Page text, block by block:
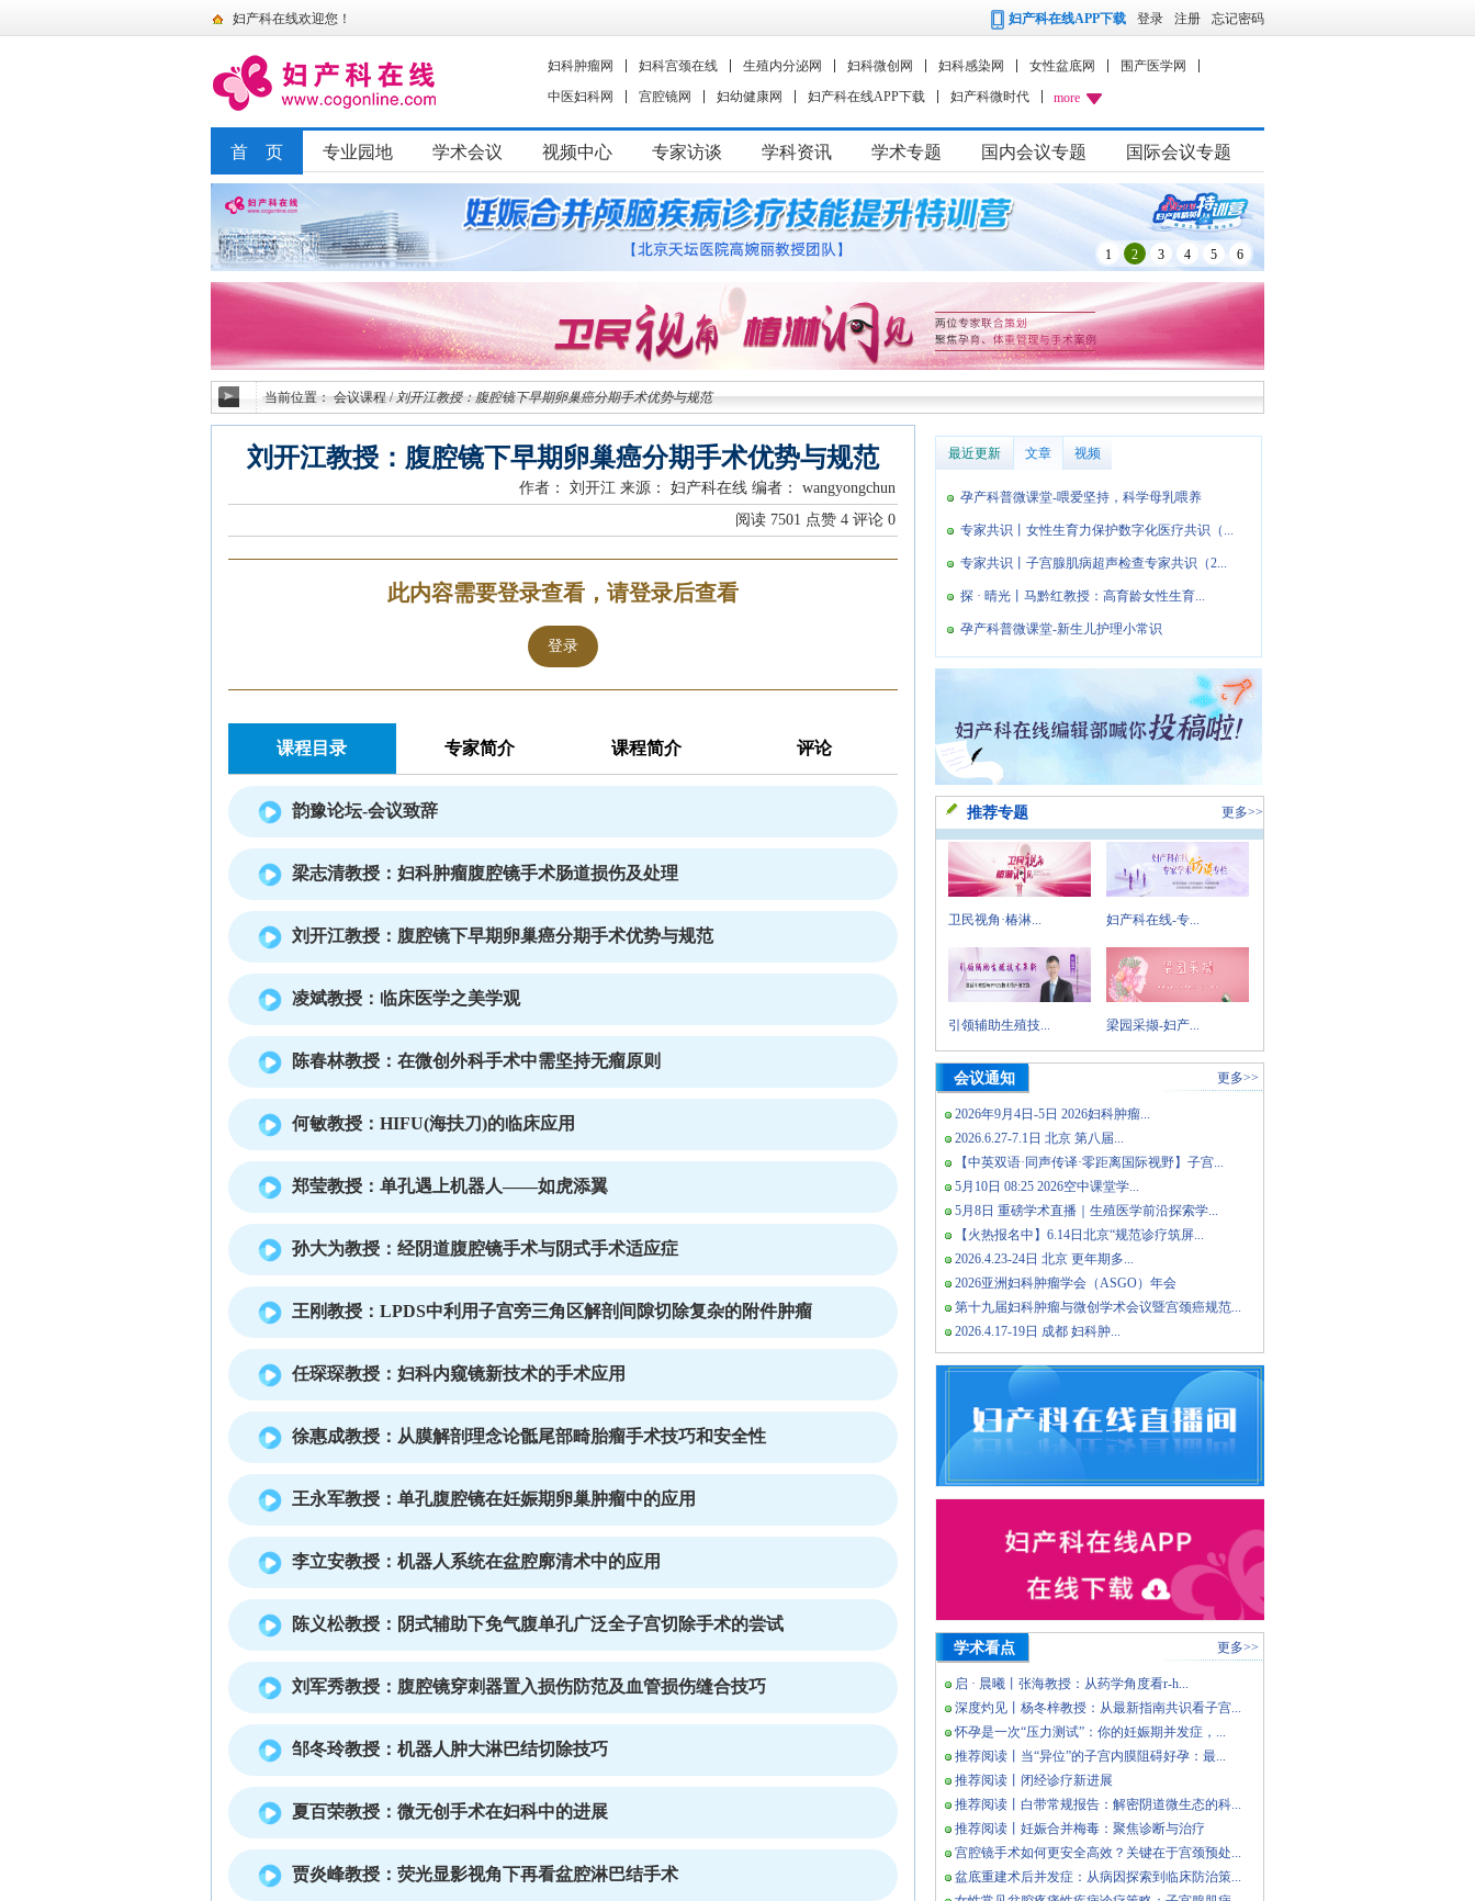
妇产科在线欢迎您！ 妇产科在线APP下载 登录 注册 忘记密码
妇科肿瘤网 妇科宫颈在线 生殖内分泌网 妇科微创网 妇科感染网 女性盆底网
围产医学网
中医妇科网
宫腔镜网 妇幼健康网 妇产科在线APP下载 妇产科微时代 more
首 页 专业园地 学术会议 视频中心 专家访谈 学科资讯 学术专题 国内会议专题 国际会议专题
1 2 3 4 5 6
当前位置：会议课程 / 刘开江教授：腹腔镜下早期卵巢癌分期手术优势与规范
刘开江教授：腹腔镜下早期卵巢癌分期手术优势与规范
作者： 刘开江 来源： 妇产科在线 编者： wangyongchun
阅读 7501 点赞 4 评论 0
此内容需要登录查看，请登录后查看
登录
课程目录 专家简介 课程简介 评论
韵豫论坛-会议致辞
梁志清教授：妇科肿瘤腹腔镜手术肠道损伤及处理
刘开江教授：腹腔镜下早期卵巢癌分期手术优势与规范
凌斌教授：临床医学之美学观
陈春林教授：在微创外科手术中需坚持无瘤原则
何敏教授：HIFU(海扶刀)的临床应用
郑莹教授：单孔遇上机器人——如虎添翼
孙大为教授：经阴道腹腔镜手术与阴式手术适应症
王刚教授：LPDS中利用子宫旁三角区解剖间隙切除复杂的附件肿瘤
任琛琛教授：妇科内窥镜新技术的手术应用
徐惠成教授：从膜解剖理念论骶尾部畸胎瘤手术技巧和安全性
王永军教授：单孔腹腔镜在妊娠期卵巢肿瘤中的应用
李立安教授：机器人系统在盆腔廓清术中的应用
陈义松教授：阴式辅助下免气腹单孔广泛全子宫切除手术的尝试
刘军秀教授：腹腔镜穿刺器置入损伤防范及血管损伤缝合技巧
邹冬玲教授：机器人肿大淋巴结切除技巧
夏百荣教授：微无创手术在妇科中的进展
贾炎峰教授：荧光显影视角下再看盆腔淋巴结手术
最近更新 文章 视频
孕产科普微课堂-喂爱坚持，科学母乳喂养
专家共识丨女性生育力保护数字化医疗共识（...
专家共识丨子宫腺肌病超声检查专家共识（2...
探 · 晴光丨马黔红教授：高育龄女性生育...
孕产科普微课堂-新生儿护理小常识
推荐专题 更多>>
卫民视角·椿淋... 妇产科在线-专...
引领辅助生殖技... 梁园采撷-妇产...
会议通知 更多>>
2026年9月4日-5日 2026妇科肿瘤...
2026.6.27-7.1日 北京 第八届...
【中英双语·同声传译·零距离国际视野】子宫...
5月10日 08:25 2026空中课堂学...
5月8日 重磅学术直播｜生殖医学前沿探索学...
【火热报名中】6.14日北京“规范诊疗筑屏...
2026.4.23-24日 北京 更年期多...
2026亚洲妇科肿瘤学会（ASGO）年会
第十九届妇科肿瘤与微创学术会议暨宫颈癌规范...
2026.4.17-19日 成都 妇科肿...
学术看点 更多>>
启 · 晨曦丨张海教授：从药学角度看r-h...
深度灼见丨杨冬梓教授：从最新指南共识看子宫...
怀孕是一次“压力测试”：你的妊娠期并发症，...
推荐阅读丨当“异位”的子宫内膜阻碍好孕：最...
推荐阅读丨闭经诊疗新进展
推荐阅读丨白带常规报告：解密阴道微生态的科...
推荐阅读丨妊娠合并梅毒：聚焦诊断与治疗
宫腔镜手术如何更安全高效？关键在于宫颈预处...
盆底重建术后并发症：从病因探索到临床防治策...